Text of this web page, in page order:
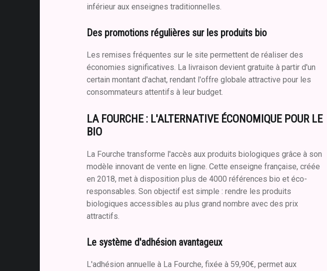
inférieur aux enseignes traditionnelles.
Des promotions régulières sur les produits bio
Les remises fréquentes sur le site permettent de réaliser des
économies significatives. La livraison devient gratuite à partir d'un
certain montant d'achat, rendant l'offre globale attractive pour les
consommateurs attentifs à leur budget.
LA FOURCHE : L'ALTERNATIVE ÉCONOMIQUE POUR LE
BIO
La Fourche transforme l'accès aux produits biologiques grâce à son
modèle innovant de vente en ligne. Cette enseigne française, créée
en 2018, met à disposition plus de 4000 références bio et éco-
responsables. Son objectif est simple : rendre les produits
biologiques accessibles au plus grand nombre avec des prix
attractifs.
Le système d'adhésion avantageux
L'adhésion annuelle à La Fourche, fixée à 59,90€, permet aux